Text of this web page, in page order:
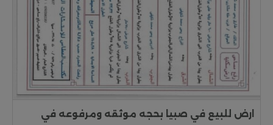
ارض للبيع في صبيا بحجه موثقه ومرفوعه في